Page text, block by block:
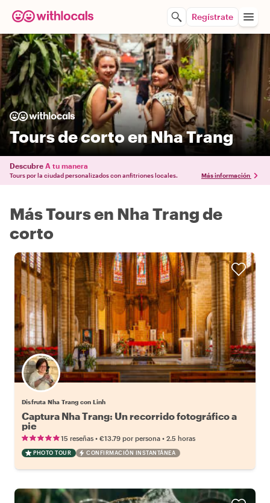
Regístrate
Tours de corto en Nha Trang
Descubre A tu manera
Tours por la ciudad personalizados con anfitriones locales. Más información
Más Tours en Nha Trang de
corto
Disfruta Nha Trang con Linh
Captura Nha Trang: Un recorrido fotográfico a
pie
15 reseñas • €13.79 por persona • 2.5 horas
PHOTO TOUR CONFIRMACIÓN INSTANTÁNEA